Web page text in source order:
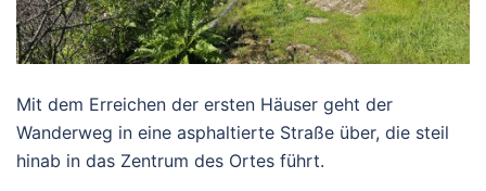
Mit dem Erreichen der ersten Häuser geht der
Wanderweg in eine asphaltierte Straße über, die steil
hinab in das Zentrum des Ortes führt.